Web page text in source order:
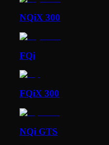
NQiX 300
FQi
FQiX 300
NQi GTS